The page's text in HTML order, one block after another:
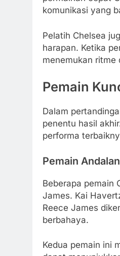
komunikasi yang
Pelatih Chelsea
harapan. Ketika
menemukan ritme
Pemain
Dalam
penentu hasil
performa
Pemain
Beberapa pemain
James. Kai
Reece James
berbahaya.
Kedua pemain ini